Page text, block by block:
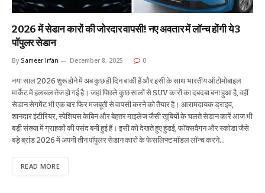
2026 में सेडान कारों की जोरदार वापसी! नए अवतार में लॉन्च होंगी ये 3
पॉपुलर सेडान
By Sameer Irfan December 8, 2025 0
नया साल 2026 शुरू होने में अब कुछ ही दिन बाकी हैं और इसी के साथ भारतीय ऑटोमोबाइल
मार्केट में हलचल तेज हो गई है। जहां पिछले कुछ सालों से SUV कारों का दबदबा बना हुआ है, वहीं
सेडान सेगमेंट भी एक बार फिर मजबूती से वापसी करने को तैयार है। आरामदायक ड्राइव,
शानदार इंटीरियर, स्पेशियस केबिन और बेहतर माइलेज जैसी खूबियों के चलते सेडान कारें आज भी
बड़ी संख्या में ग्राहकों की पसंद बनी हुई हैं। इसी को देखते हुए हुंडई, फॉक्सवैगन और स्कोडा जैसे
बड़े ब्रांड 2026 में अपनी तीन पॉपुलर सेडान कारों के फेसलिफ्ट मॉडल लॉन्च करने…
READ MORE